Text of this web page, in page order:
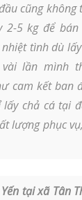
cũng
2-5 kg để
tình dù
lần mình
cam kết ban
lấy chả cá tại
lượng phục
Yến tại xã Tân